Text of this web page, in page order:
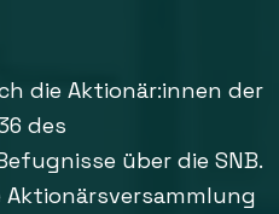
die Aktionär:innen der
des
über die SNB.
Aktionärsversammlung